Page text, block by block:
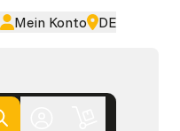
Mein Konto DE